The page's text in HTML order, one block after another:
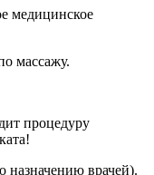
медицинское
массажу.
процедуру
назначению врачей).